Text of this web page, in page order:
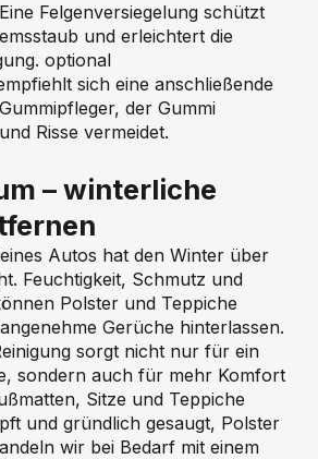
Felgenversiegelung schützt
und erleichtert die
optional
sich eine anschließende
der Gummi
Risse vermeidet.
– winterliche
Autos hat den Winter über
Feuchtigkeit, Schmutz und
Polster und Teppiche
Gerüche hinterlassen.
sorgt nicht nur für ein
sondern auch für mehr Komfort
Sitze und Teppiche
und gründlich gesaugt, Polster
wir bei Bedarf mit einem